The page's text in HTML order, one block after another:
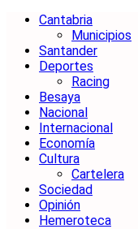
Cantabria
Municipios
Santander
Deportes
Racing
Besaya
Nacional
Internacional
Economía
Cultura
Cartelera
Sociedad
Opinión
Hemeroteca